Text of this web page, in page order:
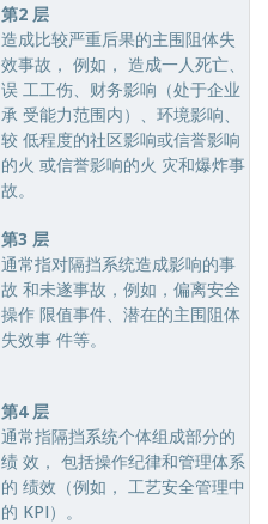
第2 层
造成比较严重后果的主围阻体失
效事故， 例如， 造成一人死亡、
误 工工伤、财务影响（处于企业
承 受能力范围内）、环境影响、
较 低程度的社区影响或信誉影响
的火 或信誉影响的火 灾和爆炸事
故。
第3 层
通常指对隔挡系统造成影响的事
故 和未遂事故，例如，偏离安全
操作 限值事件、潜在的主围阻体
失效事 件等。
第4 层
通常指隔挡系统个体组成部分的
绩 效， 包括操作纪律和管理体系
的 绩效（例如， 工艺安全管理中
的 KPI）。